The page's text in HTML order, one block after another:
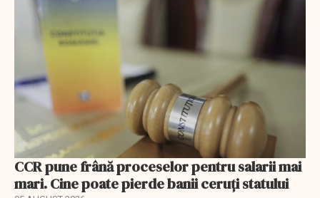
CCR pune frână proceselor pentru salarii mai
mari. Cine poate pierde banii ceruți statului